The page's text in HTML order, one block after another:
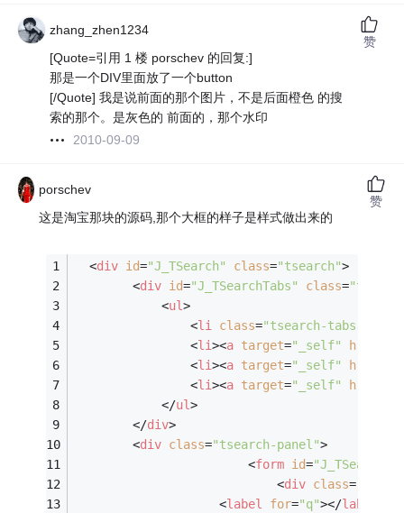
zhang_zhen1234
[Quote=引用 1 楼 porschev 的回复:]
那是一个DIV里面放了一个button
[/Quote] 我是说前面的那个图片，不是后面橙色 的搜
索的那个。是灰色的 前面的，那个水印
2010-09-09
赞
porschev
这是淘宝那块的源码,那个大框的样子是样式做出来的
<div id="J_TSearch" class="tsearch">
<div id="J_TSearchTabs" class=
<ul>
<li class="tsearch-tabs-
<li><a target="_self" href
<li><a target="_self" href
<li><a target="_self" href
</ul>
</div>
<div class="tsearch-panel">
<form id=
<div class=
<label for="q"></label
赞